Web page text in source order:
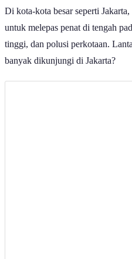
Di kota-kota besar seperti
untuk melepas penat di tengah
tinggi, dan polusi perkotaan.
banyak dikunjungi di Jakarta?